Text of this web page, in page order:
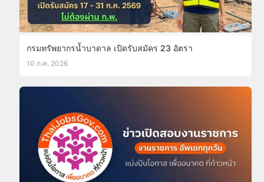
กรมทรัพยากรน้ำบาดาล เปิดรับสมัคร 23 อัตรา
10 ก.ค. 2026